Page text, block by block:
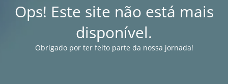
Ops! Este site não está mais
disponível.
Obrigado por ter feito parte da nossa jornada!